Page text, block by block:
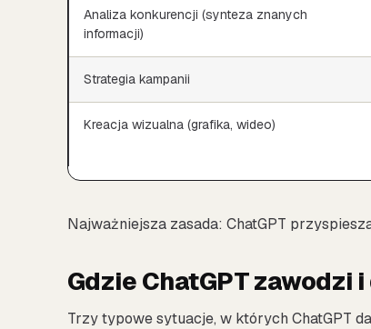
Analiza konkurencji (synteza znanych
informacji)
Strategia kampanii
Kreacja wizualna (grafika, wideo)
Najważniejsza zasada: ChatGPT
Gdzie ChatGPT zawodzi
Trzy typowe sytuacje, w których ChatGPT